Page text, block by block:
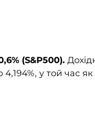
(S&P500).
у той час як